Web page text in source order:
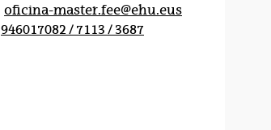
oficina-master.fee@ehu.eus
946017082 / 7113 / 3687